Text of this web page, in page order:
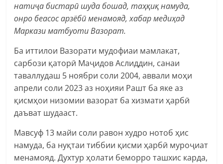
натиҷа бистарӣ шуда бошад, таҳқиқ намуда,
онро беасос арзёбӣ менамояд, хабар медиҳад
Маркази матбуоти Вазорат.
Ба иттилои Вазорати мудофиаи мамлакат,
сарбози қаторӣ Маҷидов Аслиддин, санаи
таваллудаш 5 ноябри соли 2004, аввали моҳи
апрели соли 2023 аз ноҳияи Рашт ба яке аз
қисмҳои низомии вазорат ба хизмати ҳарбӣ
даъват шудааст.
Мавсуф 13 майи соли равон худро нотоб ҳис
намуда, ба нуқтаи тиббии қисми ҳарбӣ муроҷиат
менамояд. Духтур ҳолати беморро ташхис карда,